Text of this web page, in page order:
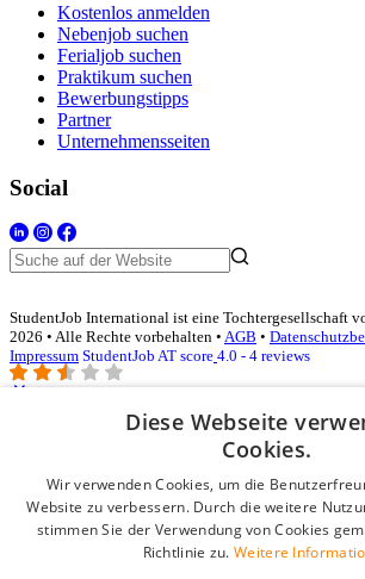
Kostenlos anmelden
Nebenjob suchen
Ferialjob suchen
Praktikum suchen
Bewerbungstipps
Partner
Unternehmensseiten
Social
StudentJob International ist eine Tochtergesellschaft
2026 • Alle Rechte vorbehalten • AGB •
Impressum StudentJob AT score 4.0 - 4 reviews
Login für Unternehmen
E-Mail*
Passwort
Diese Webseite
Cookies.
Wir verwenden Cookies, um die
Website zu verbessern. Durch die weitere
stimmen Sie der Verwendung von Cookies
Richtlinie zu. Weitere